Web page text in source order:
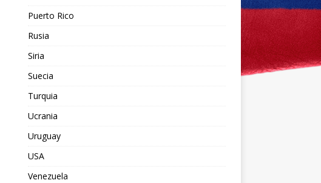
Puerto Rico
Rusia
Siria
Suecia
Turquia
Ucrania
Uruguay
USA
Venezuela